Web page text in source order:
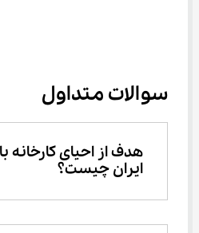
سوالات متداول
هدف از احیای کارخانه
ایران چیست؟